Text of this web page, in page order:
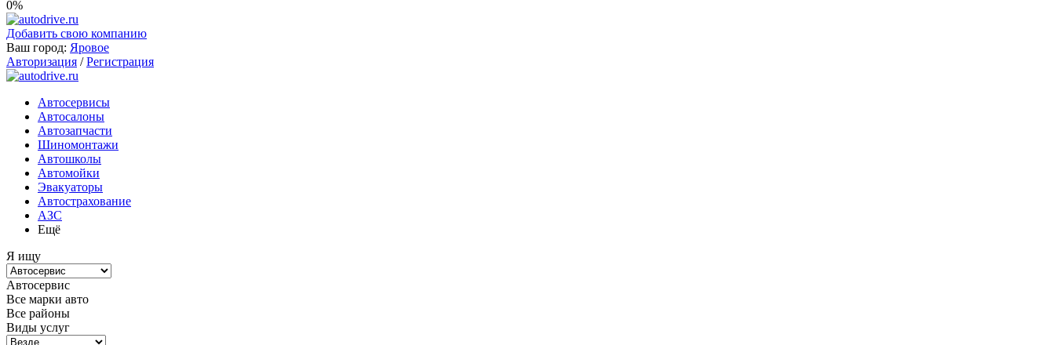
0%
Добавить свою компанию
Ваш город: Яровое
Авторизация / Регистрация
Автосервисы
Автосалоны
Автозапчасти
Шиномонтажи
Автошколы
Автомойки
Эвакуаторы
Автострахование
АЗС
Ещё
Я ищу
Автосервис
Все марки авто
Все районы
Виды услуг